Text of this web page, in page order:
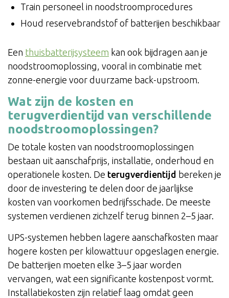
Train personeel in noodstroomprocedures
Houd reservebrandstof of batterijen beschikbaar
Een thuisbatterijsysteem kan ook bijdragen aan je
noodstroomoplossing, vooral in combinatie met
zonne-energie voor duurzame back-upstroom.
Wat zijn de kosten en
terugverdientijd van verschillende
noodstroomoplossingen?
De totale kosten van noodstroomoplossingen
bestaan uit aanschafprijs, installatie, onderhoud en
operationele kosten. De terugverdientijd bereken je
door de investering te delen door de jaarlijkse
kosten van voorkomen bedrijfsschade. De meeste
systemen verdienen zichzelf terug binnen 2–5 jaar.
UPS-systemen hebben lagere aanschafkosten maar
hogere kosten per kilowattuur opgeslagen energie.
De batterijen moeten elke 3–5 jaar worden
vervangen, wat een significante kostenpost vormt.
Installatiekosten zijn relatief laag omdat geen